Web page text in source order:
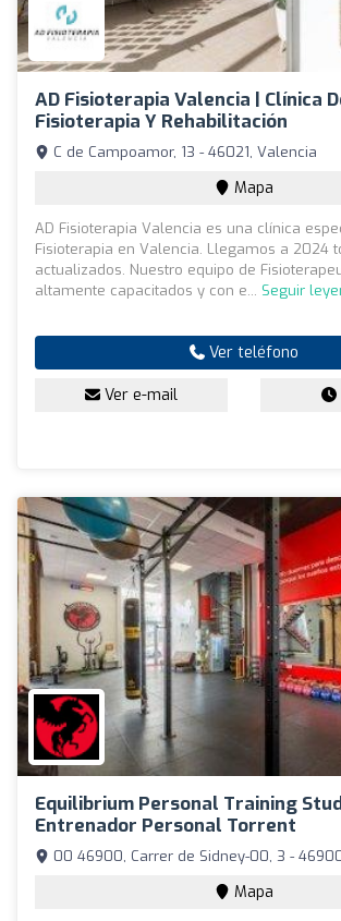
AD Fisioterapia Valencia | Clínica
Fisioterapia Y Rehabilitación
C de Campoamor, 13 - 46021, Valencia
Mapa
AD Fisioterapia Valencia es una clínica
Fisioterapia en Valencia. Llegamos a 2024
actualizados. Nuestro equipo de
altamente capacitados y con e... Seguir
Ver teléfono
Ver e-mail
Equilibrium Personal Training
Entrenador Personal Torrent
00 46900, Carrer de Sidney-00, 3 -
Mapa